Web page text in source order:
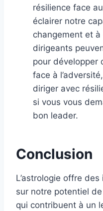
résilience face
éclairer notre
changement et
dirigeants
pour développer
face à
diriger avec
si vous vous
bon leader.
Conclusion
L’astrologie offre
sur notre potentiel
qui contribuent à un